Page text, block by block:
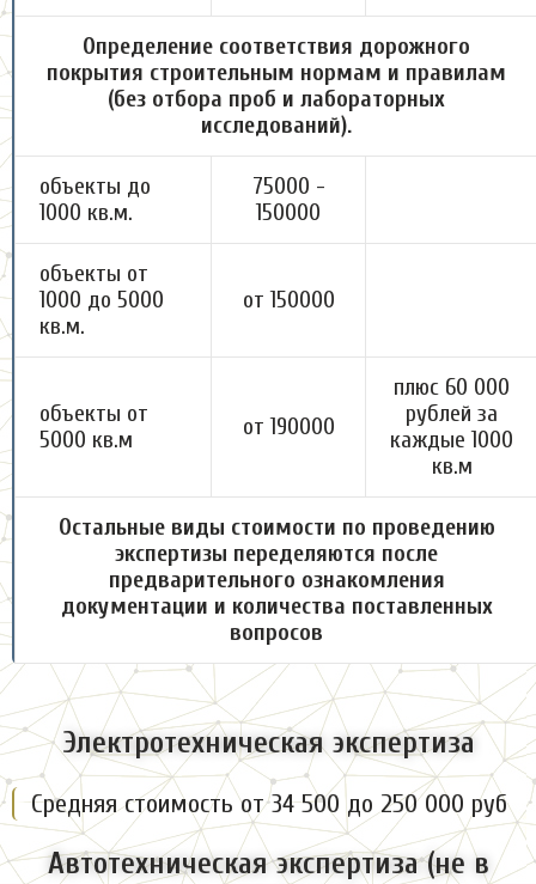
Определение соответствия дорожного
покрытия строительным нормам и правилам
(без отбора проб и лабораторных
исследований).
объекты до
1000 кв.м.
75000 -
150000
объекты от
1000 до 5000
кв.м.
от 150000
объекты от
5000 кв.м
от 190000
плюс 60 000
рублей за
каждые 1000
кв.м
Остальные виды стоимости по проведению
экспертизы переделяются после
предварительного ознакомления
документации и количества поставленных
вопросов
Электротехническая экспертиза
Средняя стоимость от 34 500 до 250 000 руб
Автотехническая экспертиза (не в